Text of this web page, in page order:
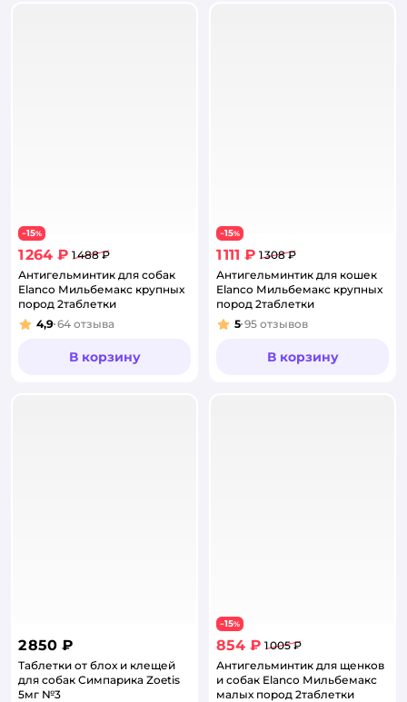
−15%
1 264 ₽ 1 488 ₽
Антигельминтик для собак
Elanco Мильбемакс крупных
пород 2таблетки
Рейтинг:
4,9 64 отзыва
В корзину
−15%
1 111 ₽ 1 308 ₽
Антигельминтик для кошек
Elanco Мильбемакс крупных
пород 2таблетки
Рейтинг:
5 95 отзывов
В корзину
2 850 ₽
Таблетки от блох и клещей
для собак Симпарика Zoetis
5мг №3
−15%
854 ₽ 1 005 ₽
Антигельминтик для щенков
и собак Elanco Мильбемакс
малых пород 2таблетки